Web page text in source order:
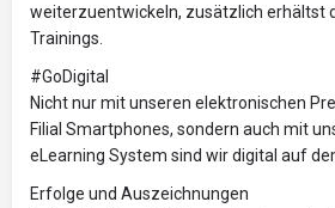
weiterzuentwickeln, zusätzlich erhältst
Trainings.
#GoDigital
Nicht nur mit unseren elektronischen
Filial Smartphones, sondern auch mit
eLearning System sind wir digital auf
Erfolge und Auszeichnungen